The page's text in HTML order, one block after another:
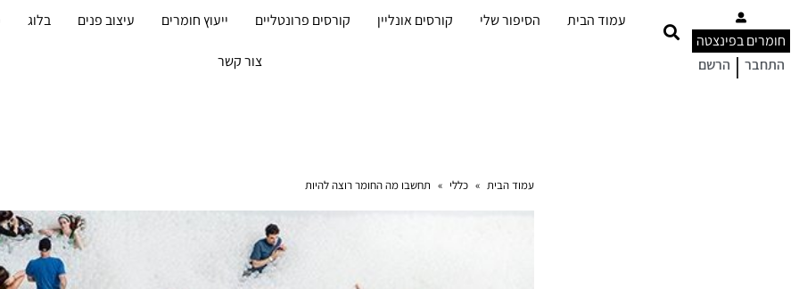
חומרים בפינצטה
התחבר | הרשם
עמוד הבית הסיפור שלי קורסים אונליין קורסים פרונטליים ייעוץ חומרים עיצוב פנים בלוג
צור קשר
עמוד הבית » כללי » תחשבו מה החומר רוצה להיות